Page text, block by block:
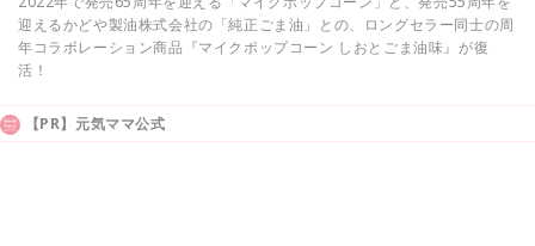
迎えるかどや製油株式会社の「純正ごま油」との、ロングセラー同士の周
年コラボレーション商品『マイクポップコーン しおとごま油味』が復
活！
【PR】元気ママ公式